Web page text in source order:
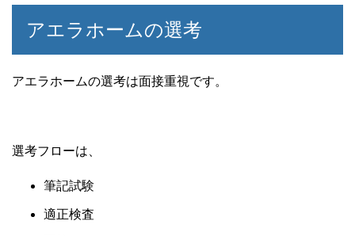
アエラホームの選考
アエラホームの選考は面接重視です。
選考フローは、
筆記試験
適正検査